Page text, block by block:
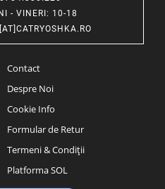
- VINERI: 10-18
Contact
Despre Noi
Cookie Info
Formular de Retur
Termeni & Condiții
Platforma SOL